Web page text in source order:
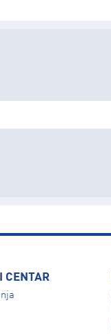
CENTAR